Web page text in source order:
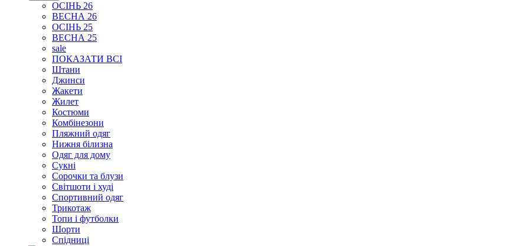
ОСІНЬ 26
ВЕСНА 26
ОСІНЬ 25
ВЕСНА 25
sale
ПОКАЗАТИ ВСІ
Штани
Джинси
Жакети
Жилет
Костюми
Комбінезони
Пляжний одяг
Нижня білизна
Одяг для дому
Сукні
Сорочки та блузи
Світшоти і худі
Спортивний одяг
Трикотаж
Топи і футболки
Шорти
Спідниці